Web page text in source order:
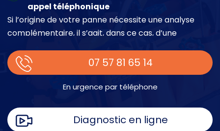
appel téléphonique
Si l’origine de votre panne nécessite une analyse
complémentaire, il s’agit, dans ce cas, d’une
place.
07 57 81 65 14
En urgence par téléphone
Diagnostic en ligne